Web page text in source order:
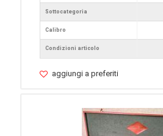
Sottocategoria
Calibro
Condizioni articolo
aggiungi a preferiti